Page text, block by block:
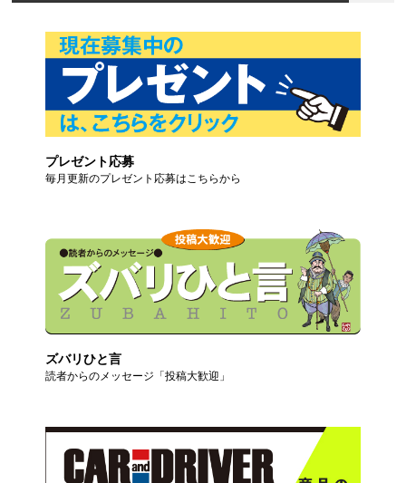
プレゼント応募
毎月更新のプレゼント応募はこちらから
ズバリひと言
読者からのメッセージ「投稿大歓迎」